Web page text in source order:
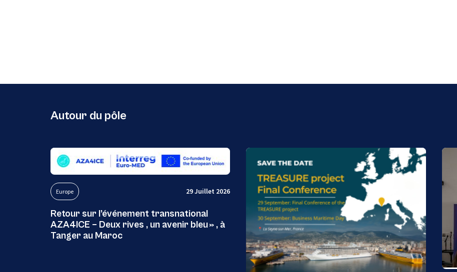
Autour du pôle
Europe 29 Juillet 2026
Retour sur l’événement transnational
AZA4ICE – Deux rives , un avenir bleu » , à
Tanger au Maroc